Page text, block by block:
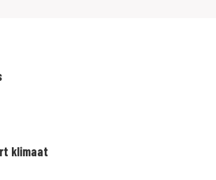
klimaat